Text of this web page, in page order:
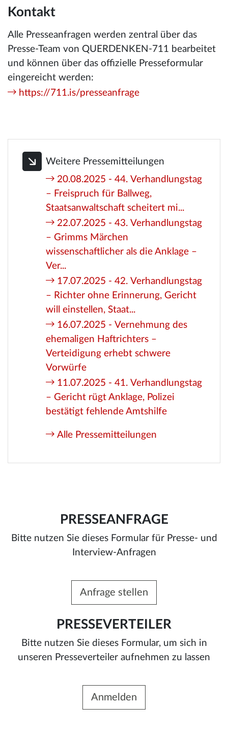
Kontakt
Alle Presseanfragen werden zentral über das
Presse-Team von QUERDENKEN-711 bearbeitet
und können über das offizielle Presseformular
eingereicht werden:
https://711.is/presseanfrage
Weitere Pressemitteilungen
20.08.2025 - 44. Verhandlungstag
– Freispruch für Ballweg,
Staatsanwaltschaft scheitert mi...
22.07.2025 - 43. Verhandlungstag
– Grimms Märchen
wissenschaftlicher als die Anklage –
Ver...
17.07.2025 - 42. Verhandlungstag
– Richter ohne Erinnerung, Gericht
will einstellen, Staat...
16.07.2025 - Vernehmung des
ehemaligen Haftrichters –
Verteidigung erhebt schwere
Vorwürfe
11.07.2025 - 41. Verhandlungstag
– Gericht rügt Anklage, Polizei
bestätigt fehlende Amtshilfe
Alle Pressemitteilungen
PRESSEANFRAGE
Bitte nutzen Sie dieses Formular für Presse- und
Interview-Anfragen
Anfrage stellen
PRESSEVERTEILER
Bitte nutzen Sie dieses Formular, um sich in
unseren Presseverteiler aufnehmen zu lassen
Anmelden